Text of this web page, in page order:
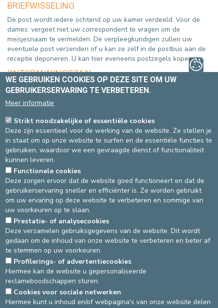
BRIEFWISSELING
De post wordt iedere ochtend op uw kamer verdeeld. Voor de
dames: vergeet niet uw correspondent te vragen om de
meisjesnaam te vermelden. De verpleegkundigen zullen uw
eventuele post verzenden of u kan ze zelf in de postbus aan de
receptie deponeren. U kan hier eveneens postzegels kopen.
ONTSPANNINGSZAAL
Op iedere dienst is er een ontspanningsruimte. Fietsen met
in deze ruimte.
KAPPER - PEDICURE
Als u dit wenst, kunt u via de hoofdverpleegkundige van uw
afdeling een afspraak maken met een kapper en/of pedicure.
UW VERTREK
Uw vertrek wordt geregeld in samenspraak met de
behandelende arts.
Hiervoor is geen vast uur voor voorzien en kan eveneens in het
weekend of op feestdagen.
Bij vertrek krijgt u doorgaans de nodige documenten zoals een
medisch verslag voor uw huisarts,
medische voorschriften,consultatie afspraak, …mee.
DEVELOP / REDUCE
WE GEBRUIKEN COOKIES OP DEZE SITE OM UW
GEBRUIKERSERVARING TE VERBETEREN.
Meer informatie
Strikt noodzakelijke of essentiële cookies
Deze zijn essentieel voor de werking van de website. Ze stellen je
in staat om op onze website te surfen en de essentiële functies te
gebruiken, waardoor we een gevraagde dienst of functionaliteit
kunnen leveren.
Functionele cookies
Deze zorgen ervoor dat de website goed functioneert en dat de
gebruikerservaring sneller en efficiënter is. Ze worden gebruikt
om uw ervaring op deze website te verbeteren en sommige van
uw voorkeuren op te slaan.
Prestatie- of analysecookies
Deze verzamelen gebruiksgegevens van de website. Dit wordt
gedaan om de inhoud van onze website te verbeteren en beter af
te stemmen op uw voorkeuren.
Profilerings- of advertentiecookies
Hiermee kan de website u gepersonaliseerde
reclameboodschappen sturen.
Cookies voor sociale netwerken
Hiermee kunt u inhoud en/of webpagina's van onze website delen